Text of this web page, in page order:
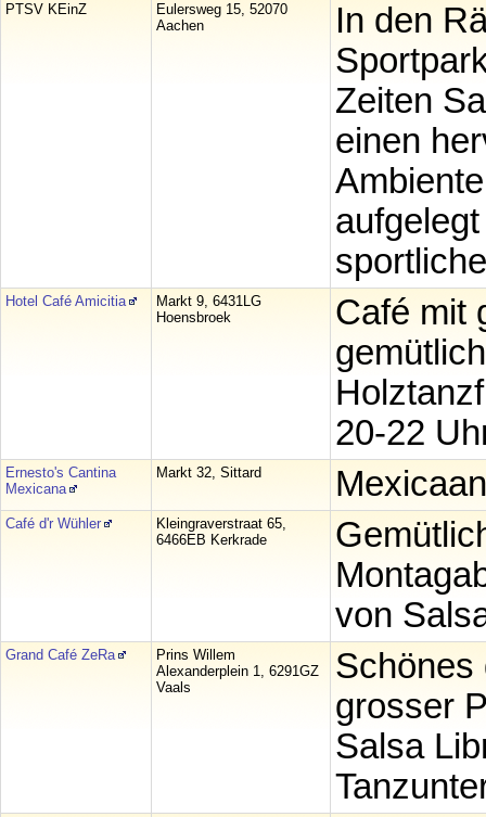
PTSV KEinZ
Eulersweg 15, 52070
Aachen
In den
Zeiten
einen
Hotel Café Amicitia
Markt 9, 6431LG
Hoensbroek
Café mit
20-22
Ernesto's Cantina
Mexicana
Markt 32, Sittard
Café d'r Wühler
Kleingraverstraat 65,
6466EB Kerkrade
von
Grand Café ZeRa
Prins Willem
Alexanderplein 1, 6291GZ
Vaals
Schönes
grosser
Salsa